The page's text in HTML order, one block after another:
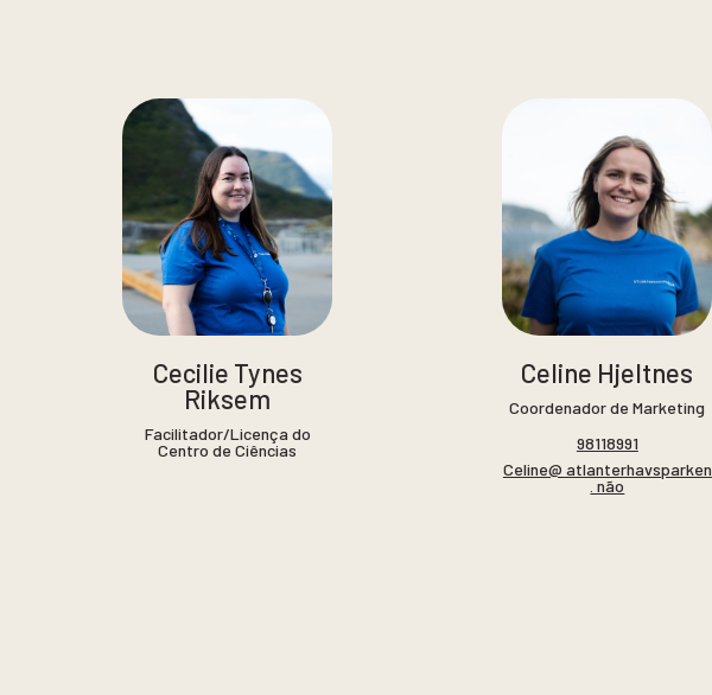
Cecilie Tynes
Riksem
Facilitador/Licença do
Centro de Ciências
Celine Hjeltnes
Coordenador de Marketing
98118991
Celine@ atlanterhavsparken
. não